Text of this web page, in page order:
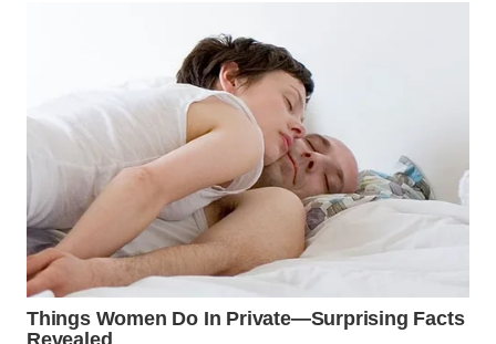
SUBANG
WN
SUKABUMI
WN
PURWAKARTA